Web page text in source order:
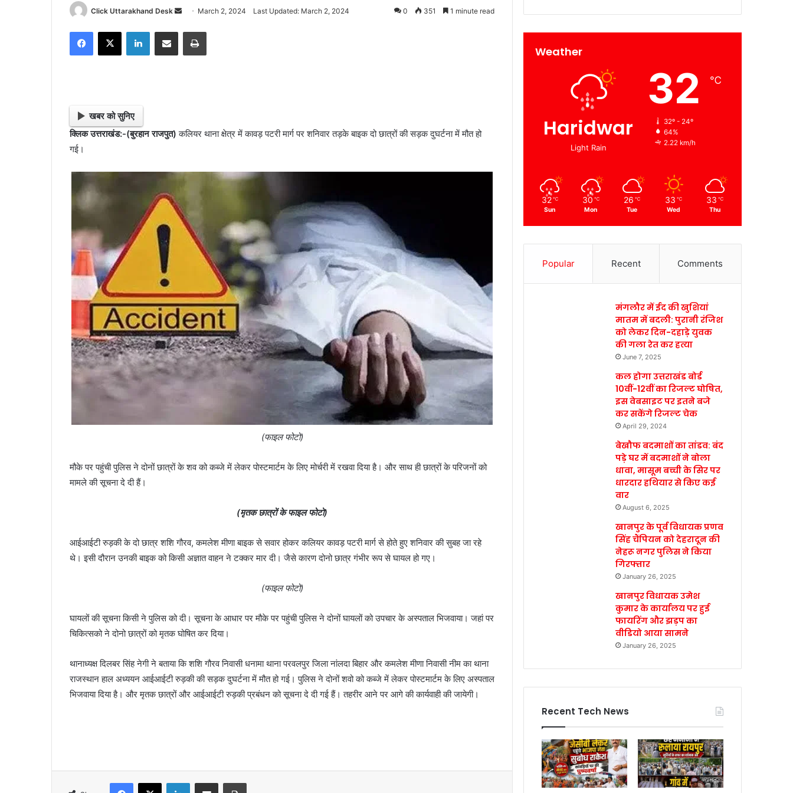
Click Uttarakhand Desk
d
i
March 2, 2024 Last Updated: March 2, 2024 0 351 1 minute read
खबर को सुनिए
क्लिक उत्तराखंड:-(बुरहान राजपुत)कलियर थाना क्षेत्र में कावड़ पटरी मार्ग पर शनिवार तड़के बाइक दो छात्रों की सड़क दुघर्टना में मौत हो
गई।
(फाइल फोटो)
मौके पर पहुंची पुलिस ने दोनों छात्रों के शव को कब्जे में लेकर पोस्टमार्टम के लिए मोर्चरी में रखवा दिया है। और साथ ही छात्रों के परिजनों को
मामले की सूचना दे दी हैं।
(मृतक छात्रों के फाइल फोटो)
आईआईटी रुड़की के दो छात्र शशि गौरव, कमलेश मीणा बाइक से सवार होकर कलियर कावड़ पटरी मार्ग से होते हुए शनिवार की सुबह जा रहे
थे। इसी दौरान उनकी बाइक को किसी अज्ञात वाहन ने टक्कर मार दी। जैसे कारण दोनो छात्र गंभीर रूप से घायल हो गए।
(फाइल फोटो)
घायलों की सूचना किसी ने पुलिस को दी। सूचना के आधार पर मौके पर पहुंची पुलिस ने दोनों घायलों को उपचार के अस्पताल भिजवाया। जहां पर
चिकित्सको ने दोनो छात्रों को मृतक घोषित कर दिया।
थानाध्यक्ष दिलबर सिंह नेगी ने बताया कि शशि गौरव निवासी धनामा थाना परवलपुर जिला नांलदा बिहार और कमलेश मीणा निवासी नीम का थाना
राजस्थान हाल अध्ययन आईआईटी रुड़की की सड़क दुघर्टना में मौत हो गई। पुलिस ने दोनों शवो को कब्जे में लेकर पोस्टमार्टम के लिए अस्पताल
भिजवाया दिया है। और मृतक छात्रों और आईआईटी रुड़की प्रबंधन को सूचना दे दी गई हैं। तहरीर आने पर आगे की कार्यवाही की जायेगी।
Weather
Haridwar
Light Rain
32 ℃
32º - 24º
64%
2.22 km/h
32 ℃
Sun
30 ℃
Mon
26 ℃
Tue
33 ℃
Wed
33 ℃
Thu
Popular Recent Comments
मंगलौर में ईद की खुशियां
मातम में बदली: पुरानी रंजिश
को लेकर दिन-दहाड़े युवक
की गला रेत कर हत्या
June 7, 2025
कल होगा उत्तराखंड बोर्ड
10वीं-12वीं का रिजल्ट घोषित,
इस वेबसाइट पर इतने बजे
कर सकेंगे रिजल्ट चेक
April 29, 2024
बेखौफ बदमाशों का तांडव: बंद
पड़े घर में बदमाशों ने बोला
धावा, मासूम बच्ची के सिर पर
धारदार हथियार से किए कई
वार
August 6, 2025
खानपुर के पूर्व विधायक प्रणव
सिंह चैंपियन को देहरादून की
नेहरू नगर पुलिस ने किया
गिरफ्तार
January 26, 2025
खानपुर विधायक उमेश
कुमार के कार्यालय पर हुई
फायरिंग और झड़प का
वीडियो आया सामने
January 26, 2025
Recent Tech News